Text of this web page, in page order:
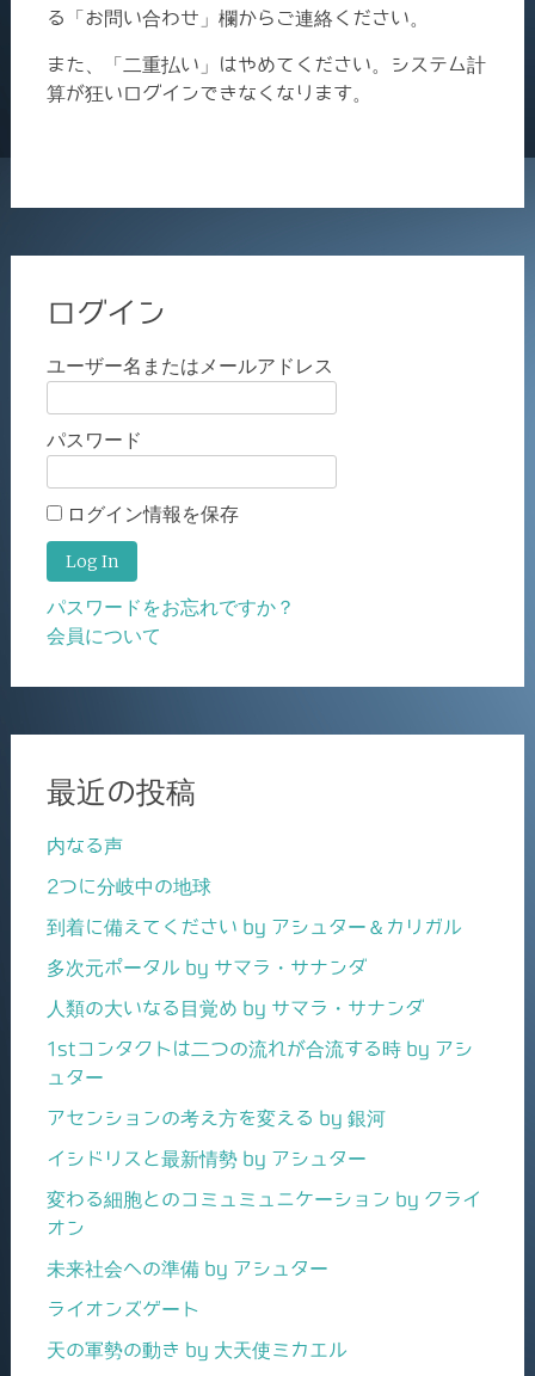
る「お問い合わせ」欄からご連絡ください。
また、「二重払い」はやめてください。システム計
算が狂いログインできなくなります。
ログイン
ユーザー名またはメールアドレス
パスワード
ログイン情報を保存
パスワードをお忘れですか？
会員について
最近の投稿
内なる声
2つに分岐中の地球
到着に備えてください by アシュター＆カリガル
多次元ポータル by サマラ・サナンダ
人類の大いなる目覚め by サマラ・サナンダ
1stコンタクトは二つの流れが合流する時 by アシ
ュター
アセンションの考え方を変える by 銀河
イシドリスと最新情勢 by アシュター
変わる細胞とのコミュミュニケーション by クライ
オン
未来社会への準備 by アシュター
ライオンズゲート
天の軍勢の動き by 大天使ミカエル